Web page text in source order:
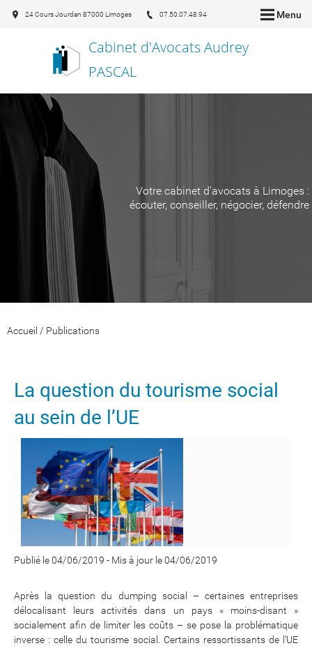
Menu
Cabinet d'Avocats Audrey
PASCAL
24 Cours Jourdan 87000 Limoges 07.50.07.48.94
Votre cabinet d'avocats à Limoges :
écouter, conseiller, négocier, défendre
Accueil / Publications
La question du tourisme social
au sein de l’UE
Publié le 04/06/2019 - Mis à jour le 04/06/2019
Après la question du dumping social – certaines entreprises
délocalisant leurs activités dans un pays « moins-disant »
socialement afin de limiter les coûts – se pose la problématique
inverse : celle du tourisme social. Certains ressortissants de l’UE